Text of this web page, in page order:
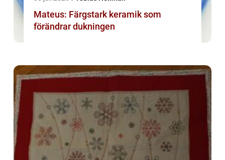
Mateus: Färgstark keramik som
förändrar dukningen